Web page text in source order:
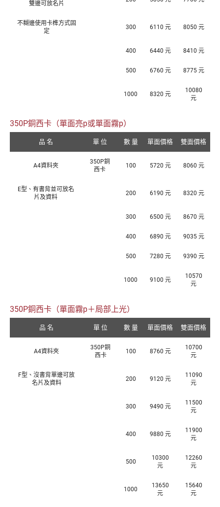
雙邊可放名片
不糊邊使用卡榫方式固
定
300 6110 元 8050 元
400 6440 元 8410 元
500 6760 元 8775 元
1000 8320 元
10080
元
350P銅西卡（單面亮p或單面霧p）
品 名 單 位 數 量 單面價格 雙面價格
A4資料夾
350P銅
西卡
100 5720 元 8060 元
E型、有書背並可放名
片及資料
200 6190 元 8320 元
300 6500 元 8670 元
400 6890 元 9035 元
500 7280 元 9390 元
1000 9100 元
10570
元
350P銅西卡（單面霧p＋局部上光）
品 名 單 位 數 量 單面價格 雙面價格
A4資料夾
350P銅
西卡
100 8760 元
10700
元
F型、沒書背單邊可放
名片及資料
200 9120 元
11090
元
300 9490 元
11500
元
400 9880 元
11900
元
500
10300
元
12260
元
1000
13650
元
15640
元